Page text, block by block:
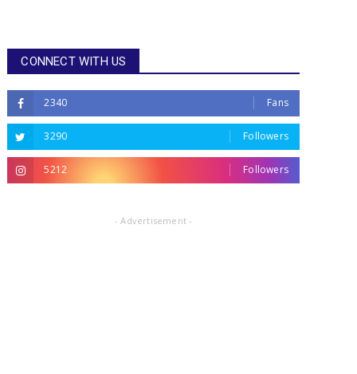
CONNECT WITH US
2340 Fans
3290 Followers
5212 Followers
- Advertisement -